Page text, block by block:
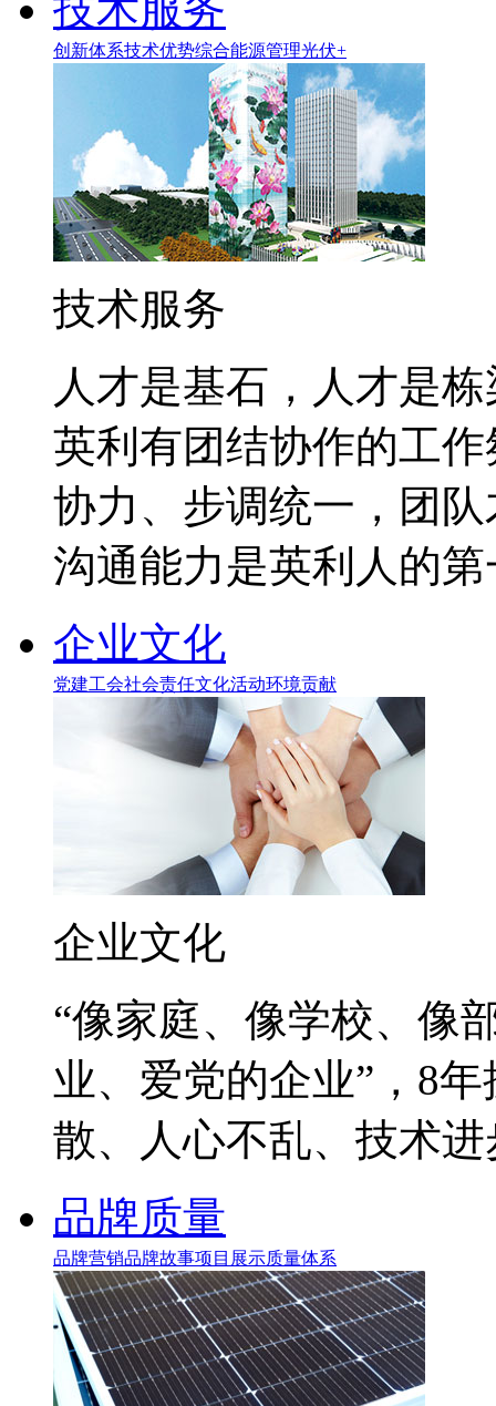
创新体系技术优势综合能源管理光伏+
技术服务
人才是基石，人才是
英利有团结协作的工
协力、步调统一，团
沟通能力是英利人的
企业文化
党建工会社会责任文化活动环境贡献
企业文化
“像家庭、像学校、像
业、爱党的企业”，8
散、人心不乱、技术
品牌质量
品牌营销品牌故事项目展示质量体系